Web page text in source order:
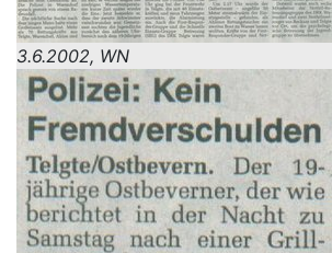
3.6.2002, WN